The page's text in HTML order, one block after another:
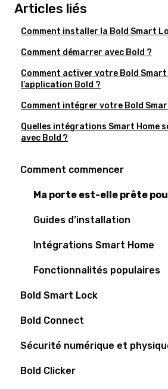
Articles liés
Comment installer la Bold Smart
Comment démarrer avec Bold ?
Comment activer votre Bold Smart
l’application Bold ?
Comment intégrer votre Bold
Quelles intégrations Smart Home
avec Bold ?
Comment commencer
Ma porte est-elle prête
Guides d’installation
Intégrations Smart Home
Fonctionnalités populaires
Bold Smart Lock
Assistance
Bold Elite
Batterie
Bold Connect
Bold Connect
Bold Controller
Sécurité numérique et
Bold Clicker